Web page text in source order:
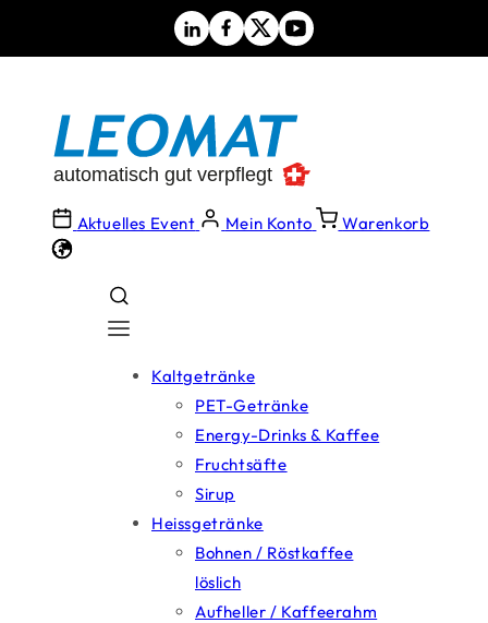
Aktuelles Event Mein Konto Warenkorb
Kaltgetränke
PET-Getränke
Energy-Drinks & Kaffee
Fruchtsäfte
Sirup
Heissgetränke
Bohnen / Röstkaffee
löslich
Aufheller / Kaffeerahm